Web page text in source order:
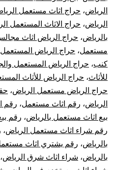
الرياض، حراج اثاث مستعمل
الرياض، حراج الاثاث المستعمل
بالرياض، حراج الرياض اثاث
مستعمل، حراج الرياض المستعمل
كنب، حراج الرياض المستعمل
للأثاث، حراج الرياض للأثاث
حراج الرياض مستعمل الرياض،
الرياض، رقم اثاث مستعمل، رقم
بيع اثاث مستعمل بالرياض، رقم
رقم شراء اثاث مستعمل الرياض،
بالرياض، رقم يشتري اثاث
بالرياض، شراء اثاث شرق الرياض،